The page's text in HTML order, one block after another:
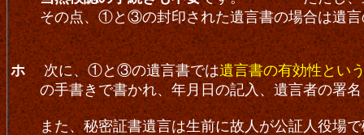
その点、①と③の封印された遺言書の場合は遺言
ホ次に、①と③の遺言書では遺言書の有効性とい
の手書きで書かれ、年月日の記入、遺言者の署名
また、秘密証書遺言は生前に故人が公証人役場で